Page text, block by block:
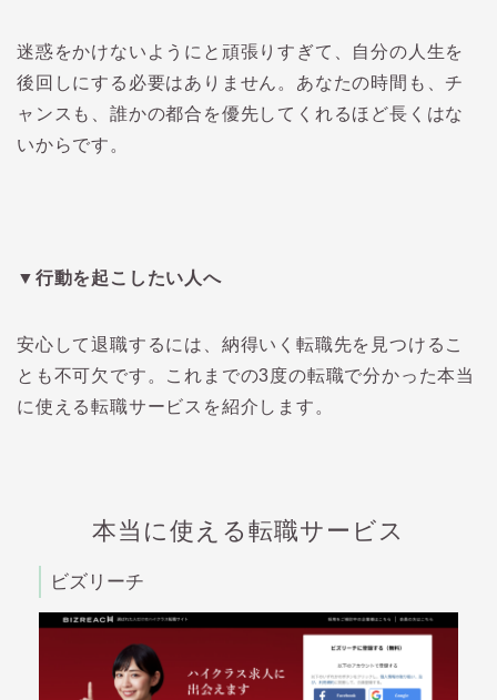
迷惑をかけないようにと頑張りすぎて、自分の人生を
後回しにする必要はありません。あなたの時間も、チ
ャンスも、誰かの都合を優先してくれるほど長くはな
いからです。
▼行動を起こしたい人へ
安心して退職するには、納得いく転職先を見つけるこ
とも不可欠です。これまでの3度の転職で分かった本当
に使える転職サービスを紹介します。
本当に使える転職サービス
ビズリーチ